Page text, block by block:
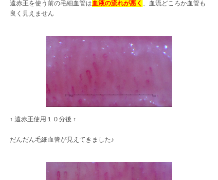
遠赤王を使う前の毛細血管は血液の流れが悪く 、血流どころか血管も
良く見えません
↑ 遠赤王使用１０分後 ↑
だんだん毛細血管が見えてきました♪